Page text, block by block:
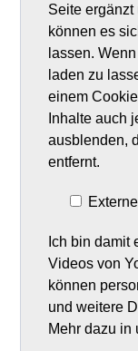
Seite
können es
lassen.
laden zu
einem
Inhalte auch
ausblenden,
entfernt.
Ich bin damit
Videos von
können
und weitere
Mehr dazu in